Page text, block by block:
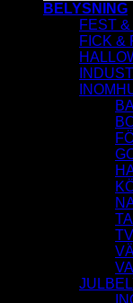
BELYSNING
FEST
FICK &